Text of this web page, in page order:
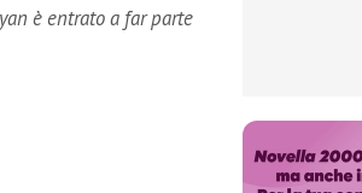
è entrato a far parte